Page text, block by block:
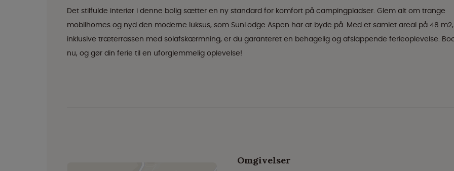
Det stilfulde interiør i denne bolig sætter en ny standard for komfort på campingpladser. Glem alt om trange
mobilhomes og nyd den moderne luksus, som SunLodge Aspen har at byde på. Med et samlet areal på 48 m2,
inklusive træterrassen med solafskærmning, er du garanteret en behagelig og afslappende ferieoplevelse.
nu, og gør din ferie til en uforglemmelig oplevelse!
Omgivelser